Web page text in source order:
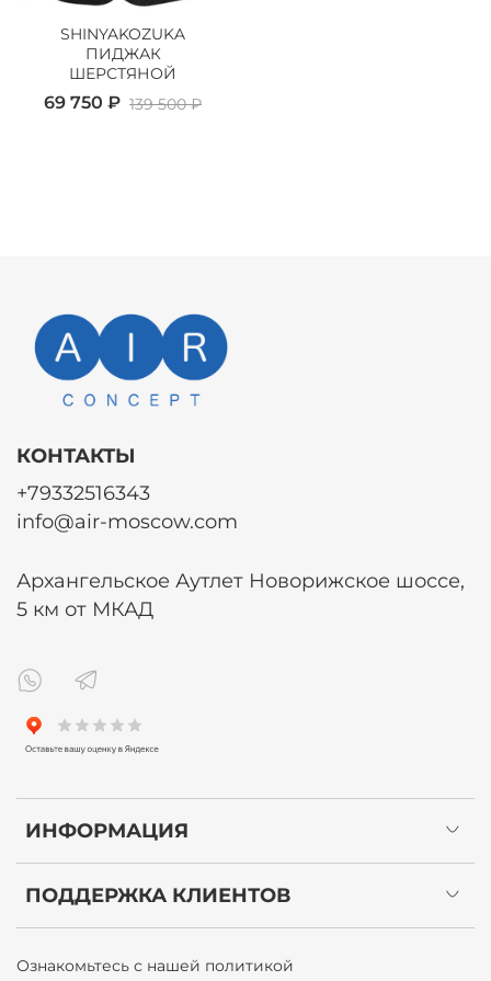
SHINYAKOZUKA
ПИДЖАК
ШЕРСТЯНОЙ
69 750 ₽ 139 500 ₽
ИНФОРМАЦИЯ
ПОДДЕРЖКА КЛИЕНТОВ
КОНТАКТЫ
+79332516343
info@air-moscow.com
Архангельское Аутлет Новорижское шоссе,
5 км от МКАД
Ознакомьтесь с нашей политикой